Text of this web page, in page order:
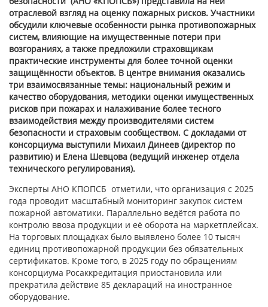
отраслевой взгляд на оценку пожарных рисков. Участники
обсудили ключевые особенности рынка противопожарных
систем, влияющие на имущественные потери при
возгораниях, а также предложили страховщикам
практические инструменты для более точной оценки
защищённости объектов. В центре внимания оказались
три взаимосвязанные темы: национальный режим и
качество оборудования, методики оценки имущественных
рисков при пожарах и налаживание более тесного
взаимодействия между производителями систем
безопасности и страховым сообществом. С докладами от
консорциума выступили Михаил Динеев (директор по
развитию) и Елена Шевцова (ведущий инженер отдела
технического регулирования).
Эксперты АНО КПОПСБ отметили, что организация с 2025
года проводит масштабный мониторинг закупок систем
пожарной автоматики. Параллельно ведётся работа по
контролю ввоза продукции и её оборота на маркетплейсах.
На торговых площадках было выявлено более 10 тысяч
единиц противопожарной продукции без обязательных
сертификатов. Кроме того, в 2025 году по обращениям
консорциума Росаккредитация приостановила или
прекратила действие 85 деклараций на иностранное
оборудование.